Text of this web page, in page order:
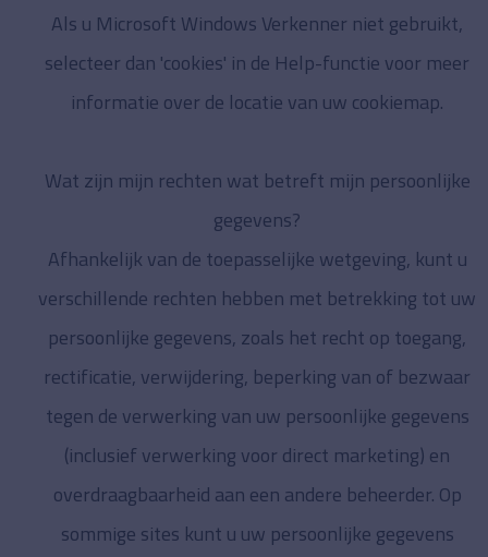
Als u Microsoft Windows Verkenner niet gebruikt,
selecteer dan 'cookies' in de Help-functie voor meer
informatie over de locatie van uw cookiemap.
Wat zijn mijn rechten wat betreft mijn persoonlijke
gegevens?
Afhankelijk van de toepasselijke wetgeving, kunt u
verschillende rechten hebben met betrekking tot uw
persoonlijke gegevens, zoals het recht op toegang,
rectificatie, verwijdering, beperking van of bezwaar
tegen de verwerking van uw persoonlijke gegevens
(inclusief verwerking voor direct marketing) en
overdraagbaarheid aan een andere beheerder. Op
sommige sites kunt u uw persoonlijke gegevens